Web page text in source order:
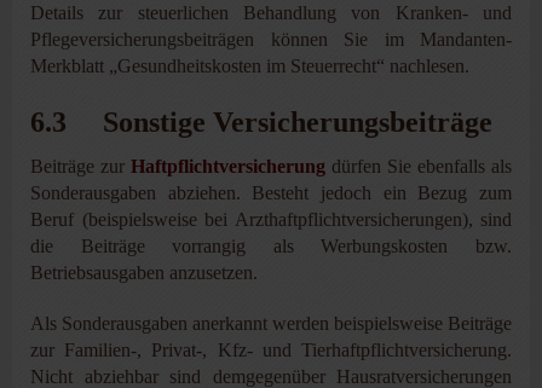
Details zur steuerlichen Behandlung von Kranken- und
Pflegeversicherungsbeiträgen können Sie im Mandanten-
Merkblatt „Gesundheitskosten im Steuerrecht“ nachlesen.
6.3 Sonstige Versicherungsbeiträge
Beiträge zur Haftpflichtversicherung dürfen Sie ebenfalls als
Sonderausgaben abziehen. Besteht jedoch ein Bezug zum
Beruf (beispielsweise bei Arzthaftpflichtversicherungen), sind
die Beiträge vorrangig als Werbungskosten bzw.
Betriebsausgaben anzusetzen.
Als Sonderausgaben anerkannt werden beispielsweise Beiträge
zur Familien-, Privat-, Kfz- und Tierhaftpflichtversicherung.
Nicht abziehbar sind demgegenüber Hausratversicherungen